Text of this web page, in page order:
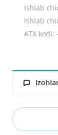
Ishlab
Ishlab
ATX kodi: